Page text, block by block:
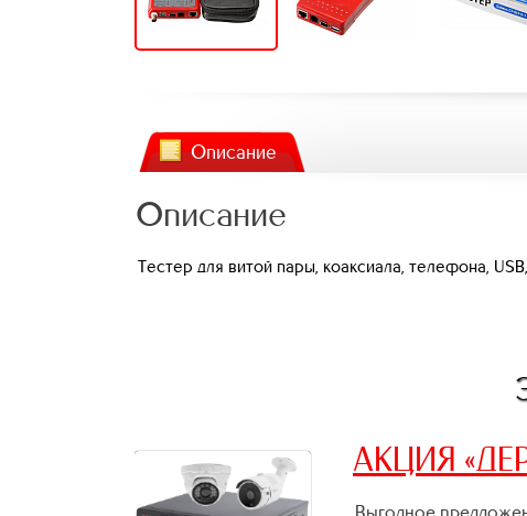
Описание
Описание
Тестер для витой пары, коаксиала, телефона,
АКЦИЯ
Выгодное